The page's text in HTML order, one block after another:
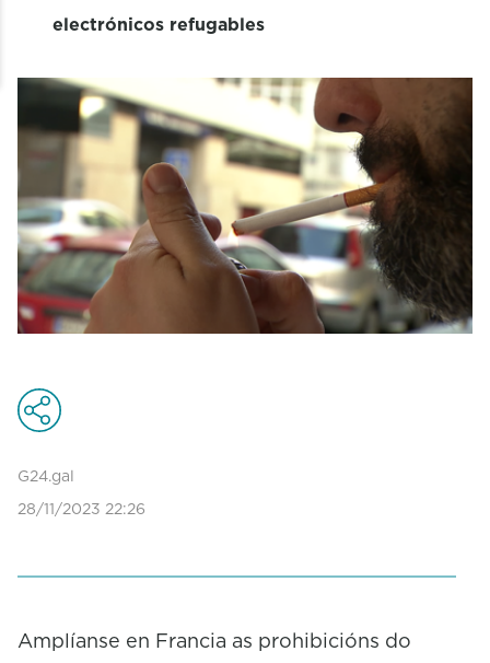
electrónicos refugables
G24.gal
28/11/2023 22:26
Amplíanse en Francia as prohibicións do